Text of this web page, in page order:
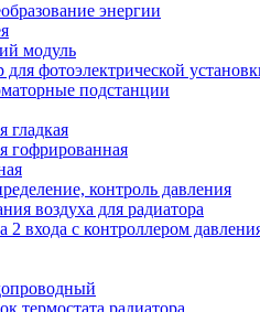
энергии
модуль
для фотоэлектрической
подстанции
гладкая
гофрированная
контроль давления
воздуха для радиатора
2 входа с контроллером
термостата радиатора